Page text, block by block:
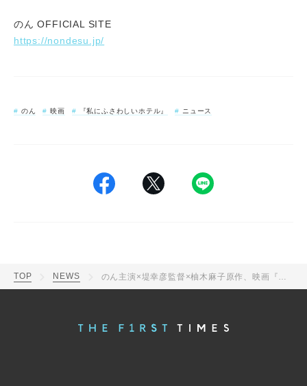
のん OFFICIAL SITE
https://nondesu.jp/
のん 映画 『私にふさわしいホテル』 ニュース
TOP NEWS